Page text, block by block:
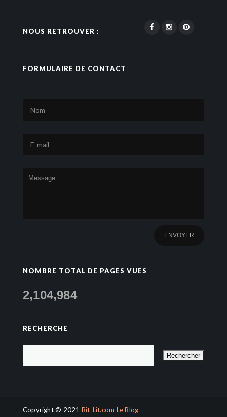
NOUS RETROUVER :
FORMULAIRE DE CONTACT
NOMBRE TOTAL DE PAGES VUES
2,104,984
RECHERCHE
Copyright © 2021 Bit-Lit.com Le Blog